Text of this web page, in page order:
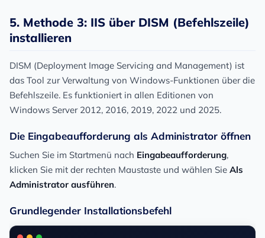
5. Methode 3: IIS über DISM (Befehlszeile)
installieren
DISM (Deployment Image Servicing and Management) ist
das Tool zur Verwaltung von Windows-Funktionen über die
Befehlszeile. Es funktioniert in allen Editionen von
Windows Server 2012, 2016, 2019, 2022 und 2025.
Die Eingabeaufforderung als Administrator öffnen
Suchen Sie im Startmenü nach Eingabeaufforderung,
klicken Sie mit der rechten Maustaste und wählen Sie Als
Administrator ausführen.
Grundlegender Installationsbefehl